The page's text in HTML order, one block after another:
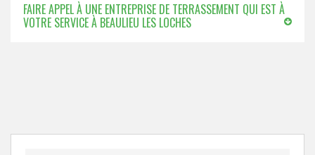
FAIRE APPEL À UNE ENTREPRISE DE TERRASSEMENT QUI EST À
VOTRE SERVICE À BEAULIEU LES LOCHES